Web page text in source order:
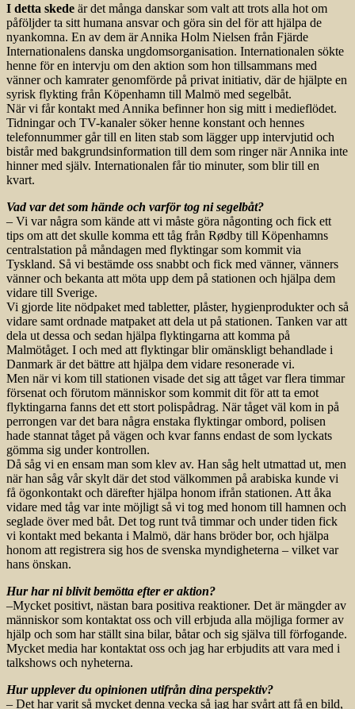
I detta skede är det många danskar som valt att trots alla hot om
påföljder ta sitt humana ansvar och göra sin del för att hjälpa de
nyankomna. En av dem är Annika Holm Nielsen från Fjärde
Internationalens danska ungdomsorganisation. Internationalen sökte
henne för en intervju om den aktion som hon tillsammans med
vänner och kamrater genomförde på privat initiativ, där de hjälpte en
syrisk flykting från Köpenhamn till Malmö med segelbåt.
När vi får kontakt med Annika befinner hon sig mitt i medieflödet.
Tidningar och TV-kanaler söker henne konstant och hennes
telefonnummer går till en liten stab som lägger upp intervjutid och
bistår med bakgrundsinformation till dem som ringer när Annika inte
hinner med själv. Internationalen får tio minuter, som blir till en
kvart.
Vad var det som hände och varför tog ni segelbåt?
– Vi var några som kände att vi måste göra någonting och fick ett
tips om att det skulle komma ett tåg från Rødby till Köpenhamns
centralstation på måndagen med flyktingar som kommit via
Tyskland. Så vi bestämde oss snabbt och fick med vänner, vänners
vänner och bekanta att möta upp dem på stationen och hjälpa dem
vidare till Sverige.
Vi gjorde lite nödpaket med tabletter, plåster, hygienprodukter och så
vidare samt ordnade matpaket att dela ut på stationen. Tanken var att
dela ut dessa och sedan hjälpa flyktingarna att komma på
Malmötåget. I och med att flyktingar blir omänskligt behandlade i
Danmark är det bättre att hjälpa dem vidare resonerade vi.
Men när vi kom till stationen visade det sig att tåget var flera timmar
försenat och förutom människor som kommit dit för att ta emot
flyktingarna fanns det ett stort polispådrag. När tåget väl kom in på
perrongen var det bara några enstaka flyktingar ombord, polisen
hade stannat tåget på vägen och kvar fanns endast de som lyckats
gömma sig under kontrollen.
Då såg vi en ensam man som klev av. Han såg helt utmattad ut, men
när han såg vår skylt där det stod välkommen på arabiska kunde vi
få ögonkontakt och därefter hjälpa honom ifrån stationen. Att åka
vidare med tåg var inte möjligt så vi tog med honom till hamnen och
seglade över med båt. Det tog runt två timmar och under tiden fick
vi kontakt med bekanta i Malmö, där hans bröder bor, och hjälpa
honom att registrera sig hos de svenska myndigheterna – vilket var
hans önskan.
Hur har ni blivit bemötta efter er aktion?
–Mycket positivt, nästan bara positiva reaktioner. Det är mängder av
människor som kontaktat oss och vill erbjuda alla möjliga former av
hjälp och som har ställt sina bilar, båtar och sig själva till förfogande.
Mycket media har kontaktat oss och jag har erbjudits att vara med i
talkshows och nyheterna.
Hur upplever du opinionen utifrån dina perspektiv?
– Det har varit så mycket denna vecka så jag har svårt att få en bild,